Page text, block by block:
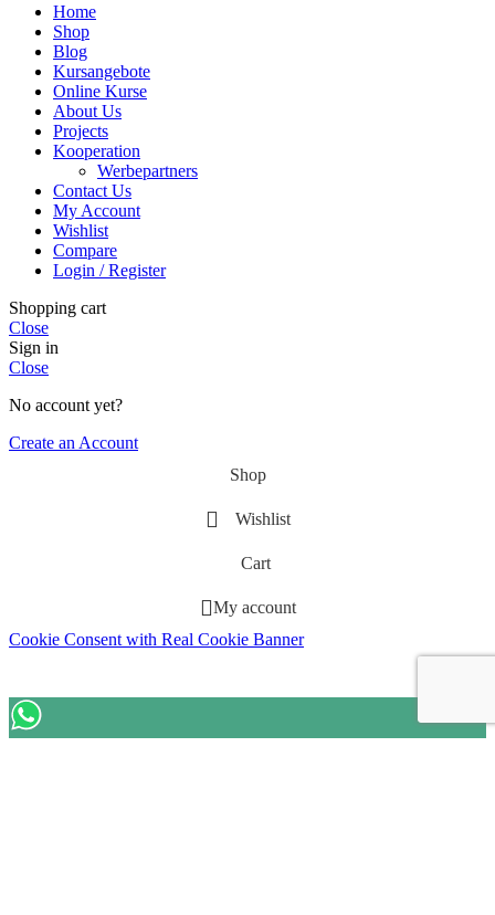
Home
Shop
Blog
Kursangebote
Online Kurse
About Us
Projects
Kooperation
Werbepartners
Contact Us
My Account
Wishlist
Compare
Login / Register
Shopping cart
Close
Sign in
Close
No account yet?
Create an Account
Shop
Wishlist
Cart
My account
Cookie Consent with Real Cookie Banner